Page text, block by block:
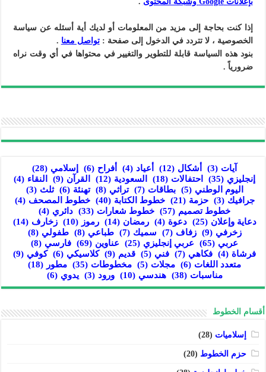
إذا كنت بحاجة إلى مزيد من المعلومات أو لديك أية أسئله عن سياسة
الخصوصية ، لا تتردد في الدخول إلى صفحة :تواصل معنا .
بنود هذه السياسة قابلة للتطوير والتغيير في محتواها في أي وقت نراه
ضرورياً .
آيات (3) أشكال (12) أعياد (4) أفراح (6) إسلامي (28)
إنجليزي (35) احتفالات (18) السعودية (12) القرآن (9) النقاء (4)
اليوم الوطني (5) بطاقات (7) تراثي (8) تهنئة (6) ثلث (3)
جرافيك (3) حزمة (21) خطوط الكتابة (40) خطوط المصحف (4)
خطوط تصميم (57) خطوط شعارات (33) دائري (4)
دعاية وإعلان (25) دعوة (4) رمضان (14) رموز (10) زخارف (14)
زخرفي (9) زفاف (7) سميك (7) طباعي (8) طفولي (8)
عربي (65) عربي إنجليزي (25) عناوين (69) فارسي (8)
فرشاة (4) فكاهي (7) فني (5) قديم (9) كلاسيكي (6) كوفي (9)
متعدد اللغات (6) مجلات (5) مخطوطات (35) مطور (18)
مناسبات (38) هندسي (10) ورود (3) يدوي (6)
أقسام الخطوط
إسلاميات (28)
حزم الخطوط (20)